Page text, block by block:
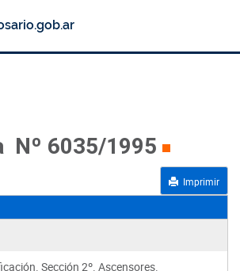
Nº 6035/1995
Imprimir
Sección 2º. Ascensores.